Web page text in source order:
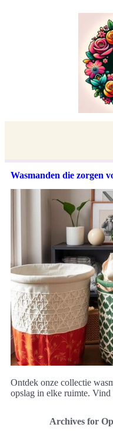
Wasmanden die zorgen
Ontdek onze collectie
opslag in elke ruimte.
Archives for